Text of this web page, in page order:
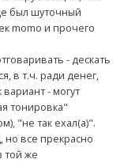
был шуточный
momo и прочего
- дескать
в т.ч. ради денег,
- могут
тонировка"
"не так ехал(а)".
все прекрасно
той же